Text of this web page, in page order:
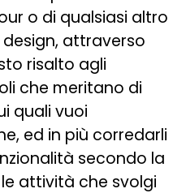
o di qualsiasi altro
attraverso
risalto agli
che meritano di
quali vuoi
ed in più corredarli
secondo la
attività che svolgi